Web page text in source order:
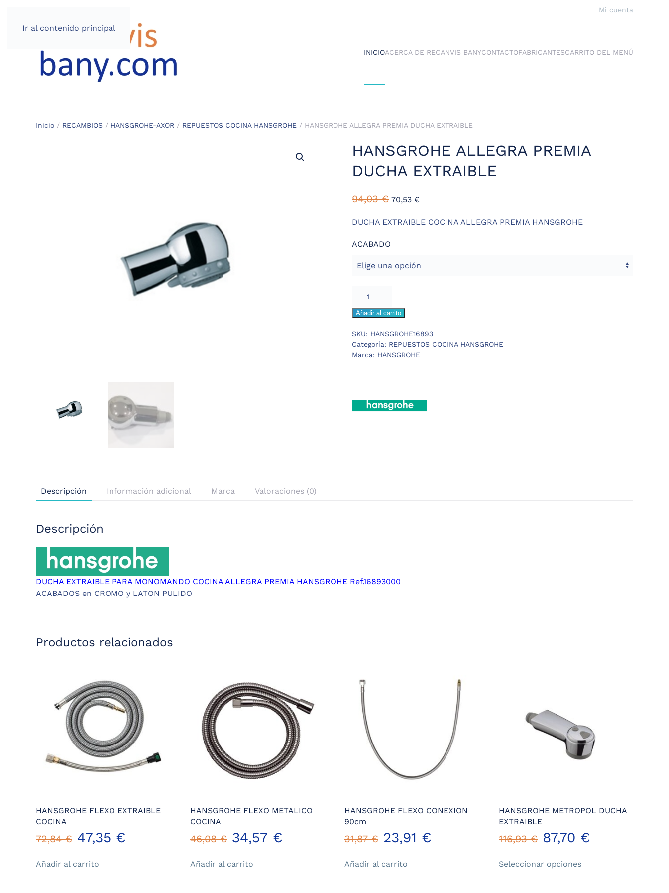
Ir al contenido principal
Mi cuenta
INICIOACERCA DE RECANVIS BANYCONTACTOFABRICANTESCARRITO DEL MENÚ
Inicio / RECAMBIOS / HANSGROHE-AXOR / REPUESTOS COCINA HANSGROHE / HANSGROHE ALLEGRA PREMIA DUCHA EXTRAIBLE
HANSGROHE ALLEGRA PREMIA
DUCHA EXTRAIBLE
94,03€ 70,53 €
DUCHA EXTRAIBLE COCINA ALLEGRA PREMIA HANSGROHE
ACABADO
PREMIA
EXTRAIBLE
cantidad
Añadir al carrito
SKU: HANSGROHE16893
Categoría: REPUESTOS COCINA HANSGROHE
Marca: HANSGROHE
Descripción Información adicional Marca Valoraciones (0)
Descripción
DUCHA EXTRAIBLE PARA MONOMANDO COCINA ALLEGRA PREMIA HANSGROHE Ref.16893000
ACABADOS en CROMO y LATON PULIDO
Productos relacionados
HANSGROHE FLEXO EXTRAIBLE
COCINA
72,84€ El
precio
47,35 €
Añadir al carrito
HANSGROHE FLEXO METALICO
COCINA
46,08€ El
precio
34,57 €
Añadir al carrito
HANSGROHE FLEXO CONEXION
90cm
31,87€ El
precio
23,91 €
Añadir al carrito
HANSGROHE METROPOL DUCHA
EXTRAIBLE
116,93€ 87,70 €
Seleccionar opcionesproducto